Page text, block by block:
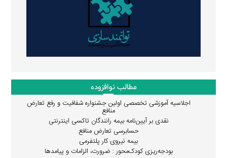
مطالب نوافزوده
اجلاسیه آموزشی تخصصی اولین جشنواره شفافیت و رفع تعارض
منافع
نقدی بر آیین‌نامه بیمه رانندگان تاکسی اینترنتی
حسابرسی تعارض منافع
بیمه نیروی کار پلتفرمی
بودجه‌ریزی کودک‌محور : ضرورت، الزامات و پیامدها